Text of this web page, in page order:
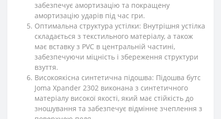
забезпечує амортизацію та покращену
амортизацію ударів під час гри.
Оптимальна структура устілки: Внутрішня устілка
складається з текстильного матеріалу, а також
має вставку з PVC в центральній частині,
забезпечуючи міцність і збереження структури
взуття.
Високоякісна синтетична підошва: Підошва бутс
Joma Xpander 2302 виконана з синтетичного
матеріалу високої якості, який має стійкість до
зношування та забезпечує відмінне зчеплення з